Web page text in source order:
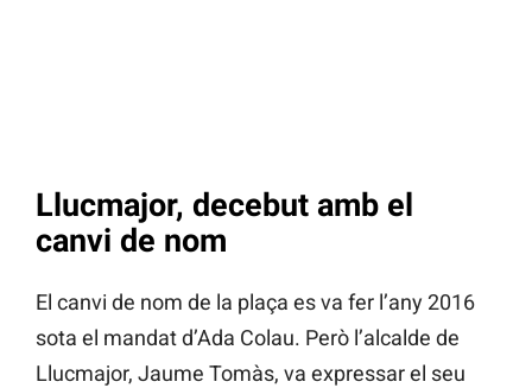
Llucmajor, decebut amb el
canvi de nom
El canvi de nom de la plaça es va fer l’any 2016
sota el mandat d’Ada Colau. Però l’alcalde de
Llucmajor, Jaume Tomàs, va expressar el seu